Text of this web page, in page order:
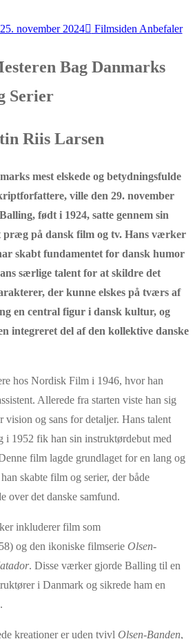
25. november 2024 Filmsiden Anbefaler
Bag Danmarks
Serier
Riis Larsen
mest elskede og betydningsfulde
ville den 29. november
født i 1924, satte gennem sin
præg på dansk film og tv. Hans værker
skabt fundamentet for dansk humor
særlige talent for at skildre det
der kunne elskes på tværs af
en central figur i dansk kultur, og
integreret del af den kollektive danske
hos Nordisk Film i 1946, hvor han
Allerede fra starten viste han sig
vision og sans for detaljer. Hans talent
i 1952 fik han sin instruktørdebut med
film lagde grundlaget for en lang og
skabte film og serier, der både
over det danske samfund.
inkluderer film som
og den ikoniske filmserie Olsen-
. Disse værker gjorde Balling til en
i Danmark og sikrede ham en
kreationer er uden tvivl Olsen-Banden,